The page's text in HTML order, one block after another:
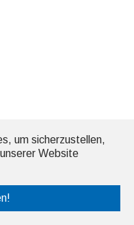
um sicherzustellen,
Website